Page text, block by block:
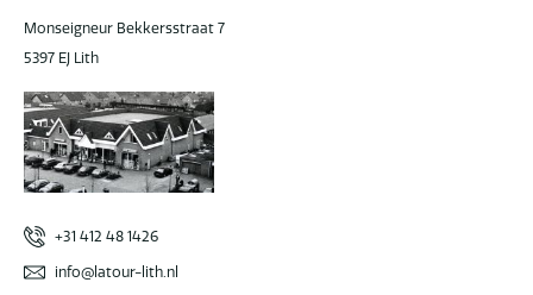
Monseigneur Bekkersstraat 7
5397 EJ Lith
+31 412 48 1426
info@latour-lith.nl